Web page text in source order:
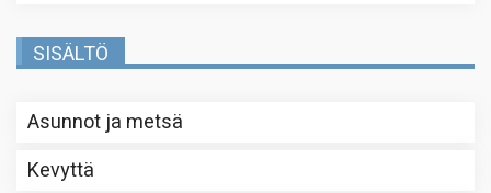
SISÄLTÖ
Asunnot ja metsä
Kevyttä